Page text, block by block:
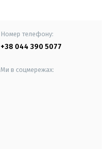
Номер телефону:
+38 044 390 5077
Ми в соцмережах: